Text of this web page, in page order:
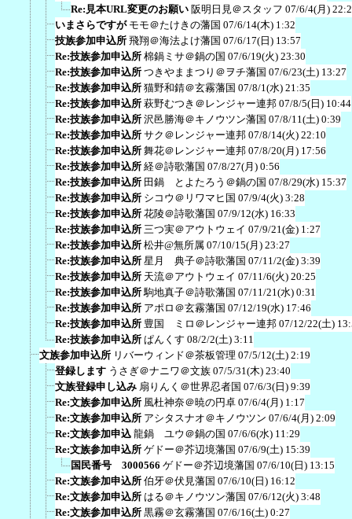
Re:見本URL変更のお願い 阪明日見＠スタッフ 07/6/4(月)
いまさらですが モモ＠たけきの藩国 07/6/14(木) 1:32
技族参加申込所 飛翔＠海法よけ藩国 07/6/17(日) 13:57
Re:技族参加申込所 棉鍋ミサ＠鍋の国 07/6/19(火) 23:30
Re:技族参加申込所 つきやままつり＠ヲチ藩国 07/6/23(土) 13:27
Re:技族参加申込所 猫野和錆＠玄霧藩国 07/8/1(水) 21:35
Re:技族参加申込所 萩野むつき＠レンジャー連邦 07/8/5(日) 10:44
Re:技族参加申込所 沢邑勝海＠キノウツン藩国 07/8/11(土) 0:39
Re:技族参加申込所 サク＠レンジャー連邦 07/8/14(火) 22:10
Re:技族参加申込所 舞花＠レンジャー連邦 07/8/20(月) 17:56
Re:技族参加申込所 経＠詩歌藩国 07/8/27(月) 0:56
Re:技族参加申込所 田鍋 とよたろう＠鍋の国 07/8/29(水) 15:37
Re:技族参加申込所 シコウ＠リワマヒ国 07/9/4(火) 3:28
Re:技族参加申込所 花陵＠詩歌藩国 07/9/12(水) 16:33
Re:技族参加申込所 三つ実＠アウトウェイ 07/9/21(金) 1:27
Re:技族参加申込所 松井@無所属 07/10/15(月) 23:27
Re:技族参加申込所 星月 典子＠詩歌藩国 07/11/2(金) 3:39
Re:技族参加申込所 天流＠アウトウェイ 07/11/6(火) 20:25
Re:技族参加申込所 駒地真子＠詩歌藩国 07/11/21(水) 0:31
Re:技族参加申込所 アポロ＠玄霧藩国 07/12/19(水) 17:46
Re:技族参加申込所 豊国 ミロ＠レンジャー連邦 07/12/22(土)
Re:技族参加申込所 ぱんくす 08/2/2(土) 3:11
文族参加申込所 リバーウィンド＠茶板管理 07/5/12(土) 2:19
登録します うさぎ＠ナニワ＠文族 07/5/31(木) 23:40
文族登録申し込み 扇りんく＠世界忍者国 07/6/3(日) 9:39
Re:文族参加申込所 風杜神奈＠暁の円卓 07/6/4(月) 1:17
Re:文族参加申込所 アシタスナオ＠キノウツン 07/6/4(月) 2:09
Re:文族参加申込 龍鍋 ユウ＠鍋の国 07/6/6(水) 11:29
Re:文族参加申込所 ゲドー＠芥辺境藩国 07/6/9(土) 15:39
国民番号 3000566 ゲドー＠芥辺境藩国 07/6/10(日) 13:15
Re:文族参加申込所 伯牙＠伏見藩国 07/6/10(日) 16:12
Re:文族参加申込所 はる＠キノウツン藩国 07/6/12(火) 3:48
Re:文族参加申込所 黒霧＠玄霧藩国 07/6/16(土) 0:27